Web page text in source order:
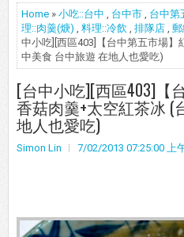
Home » 小吃::台中 , 台中市 , 台中第
理::肉羹(焿) , 料理::冷飲 , 排隊店 ,
中小吃][西區403]【台中第五市場】
中美食 台中旅遊 在地人也愛吃)
[台中小吃][西區403]【
香菇肉羹+太空紅茶冰 (
地人也愛吃)
Simon Lin 7/02/2013 07:25:00 上